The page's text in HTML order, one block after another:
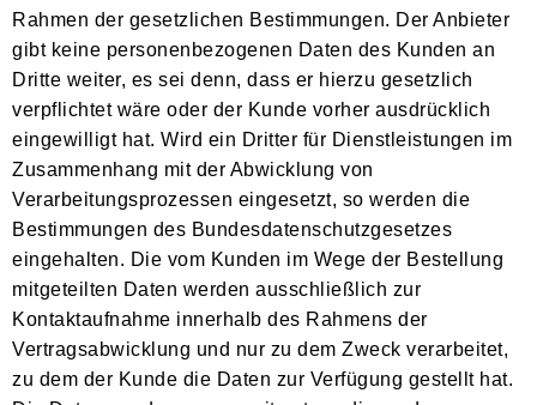
Rahmen der gesetzlichen Bestimmungen. Der Anbieter
gibt keine personenbezogenen Daten des Kunden an
Dritte weiter, es sei denn, dass er hierzu gesetzlich
verpflichtet wäre oder der Kunde vorher ausdrücklich
eingewilligt hat. Wird ein Dritter für Dienstleistungen im
Zusammenhang mit der Abwicklung von
Verarbeitungsprozessen eingesetzt, so werden die
Bestimmungen des Bundesdatenschutzgesetzes
eingehalten. Die vom Kunden im Wege der Bestellung
mitgeteilten Daten werden ausschließlich zur
Kontaktaufnahme innerhalb des Rahmens der
Vertragsabwicklung und nur zu dem Zweck verarbeitet,
zu dem der Kunde die Daten zur Verfügung gestellt hat.